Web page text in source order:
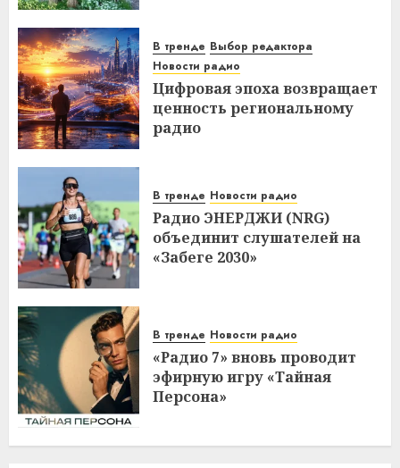
В тренде Выбор редактора
Новости радио
Цифровая эпоха возвращает
ценность региональному
радио
В тренде Новости радио
Радио ЭНЕРДЖИ (NRG)
объединит слушателей на
«Забеге 2030»
В тренде Новости радио
«Радио 7» вновь проводит
эфирную игру «Тайная
Персона»